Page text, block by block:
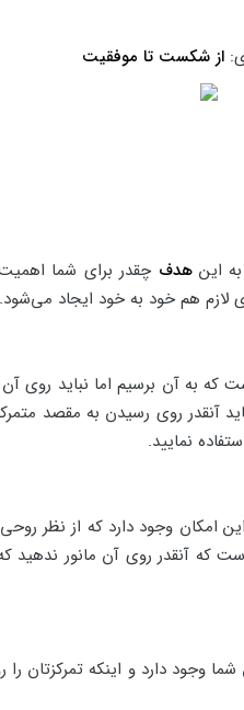
از شکست تا موفقیت
اینهدف چقدر برای شما
لازم هم خود به خود ایجاد می‌شود.
آن برسیم اما نباید روی آن
آنقدر روی رسیدن به مقصد
نمایید.
وجود دارد که از نظر روحی
آنقدر روی آن مانور ندهید
وجود دارد و اینکه تمرکزتان